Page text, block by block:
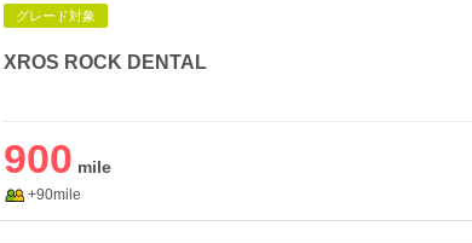
グレード対象
XROS ROCK DENTAL
900
+90mile